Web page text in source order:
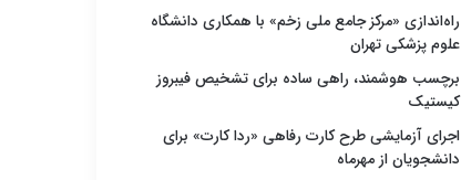
راه‌اندازی «مرکز جامع ملی زخم» با همکاری دانشگاه
علوم پزشکی تهران
برچسب هوشمند، راهی ساده برای تشخیص فیبروز
کیستیک
اجرای آزمایشی طرح کارت رفاهی «ردا کارت» برای
دانشجویان از مهرماه